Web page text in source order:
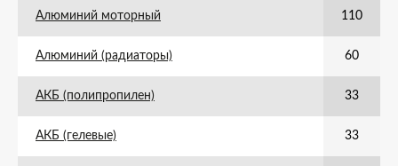
Алюминий моторный 110
Алюминий (радиаторы) 60
АКБ (полипропилен) 33
АКБ (гелевые) 33